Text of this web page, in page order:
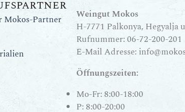
Mokos-Partner
Weingut Mokos
H-7771 Palkonya, Hegyalja
Rufnummer:06-72-200-201
E-Mail Adresse:
Öffnungszeiten:
Mo-Fr: 8:00-18:00
P: 8:00-20:00